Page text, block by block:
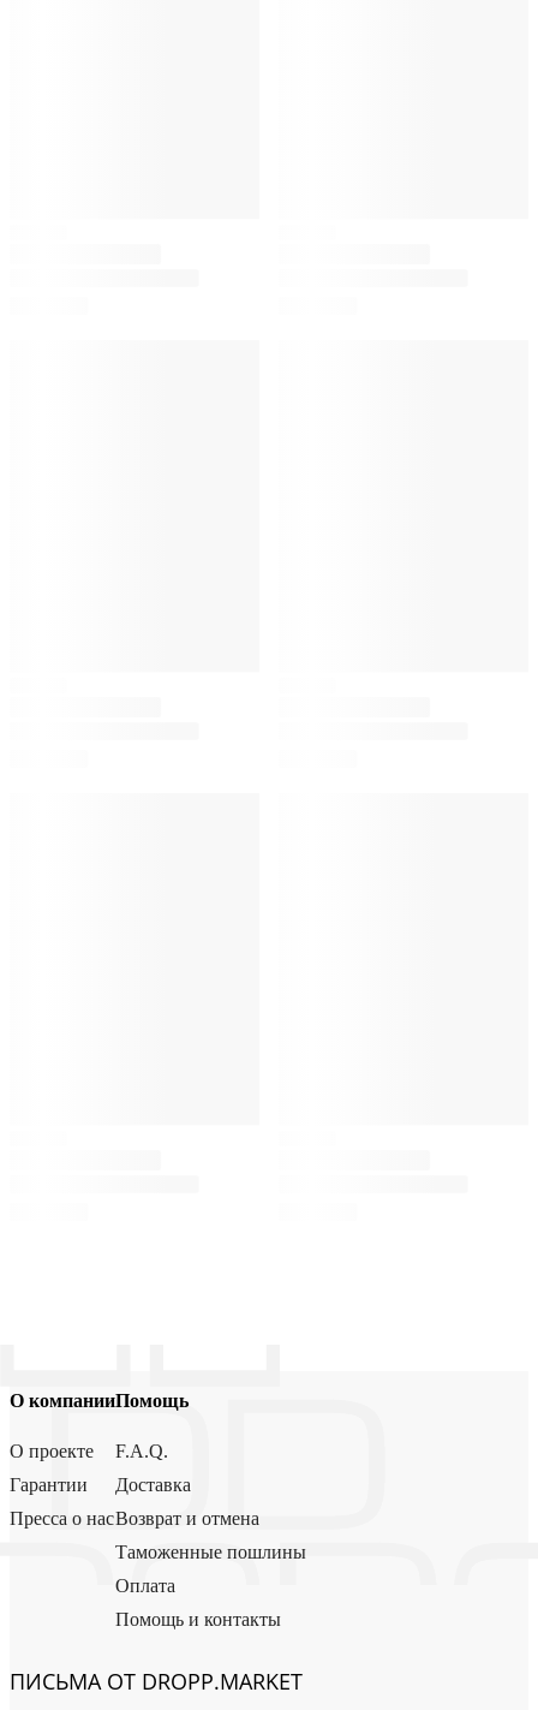
О компании
О проекте
Гарантии
Пресса о нас
Помощь
F.A.Q.
Доставка
Возврат и отмена
Таможенные пошлины
Оплата
Помощь и контакты
ПИСЬМА ОТ DROPP.MARKET